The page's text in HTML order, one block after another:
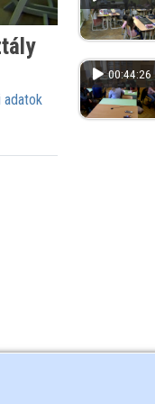
adatok
00:44:26